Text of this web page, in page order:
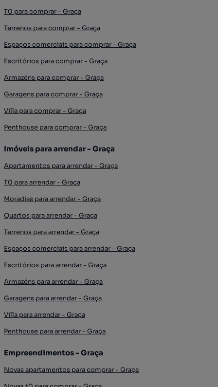
T0 para comprar - Graça
Terrenos para comprar - Graça
Espaços comerciais para comprar - Graça
Escritórios para comprar - Graça
Armazéns para comprar - Graça
Garagens para comprar - Graça
Villa para comprar - Graça
Penthouse para comprar - Graça
Imóveis para arrendar - Graça
Apartamentos para arrendar - Graça
T0 para arrendar - Graça
Moradias para arrendar - Graça
Quartos para arrendar - Graça
Terrenos para arrendar - Graça
Espaços comerciais para arrendar - Graça
Escritórios para arrendar - Graça
Armazéns para arrendar - Graça
Garagens para arrendar - Graça
Villa para arrendar - Graça
Penthouse para arrendar - Graça
Empreendimentos - Graça
Novas apartamentos para comprar - Graça